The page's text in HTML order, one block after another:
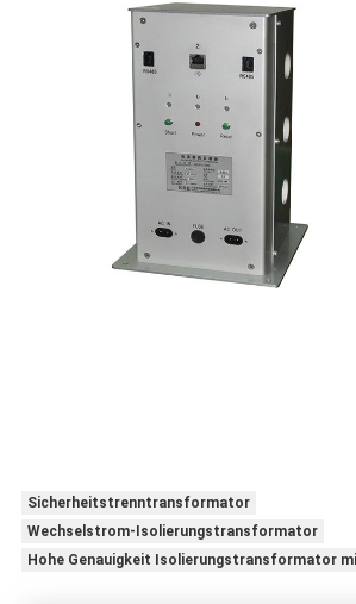
Sicherheitstrenntransformator
Wechselstrom-Isolierungstransformator
Hohe Genauigkeit Isolierungstransformator